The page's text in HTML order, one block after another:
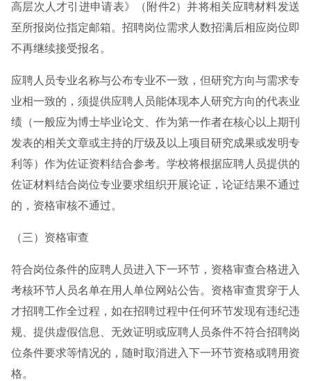
高层次人才引进申请表》（附件2）并将相关应聘材料发送
至所报岗位指定邮箱。招聘岗位需求人数招满后相应岗位即
不再继续接受报名。
应聘人员专业名称与公布专业不一致，但研究方向与需求专
业相一致的，须提供应聘人员能体现本人研究方向的代表业
绩（一般应为博士毕业论文、作为第一作者在核心以上期刊
发表的相关文章或主持的厅级及以上项目研究成果或发明专
利等）作为佐证资料结合参考。学校将根据应聘人员提供的
佐证材料结合岗位专业要求组织开展论证，论证结果不通过
的，资格审核不通过。
（三）资格审查
符合岗位条件的应聘人员进入下一环节，资格审查合格进入
考核环节人员名单在用人单位网站公告。资格审查贯穿于人
才招聘工作全过程，如在招聘过程中任何环节发现有违纪违
规、提供虚假信息、无效证明或应聘人员条件不符合招聘岗
位条件要求等情况的，随时取消进入下一环节资格或聘用资
格。